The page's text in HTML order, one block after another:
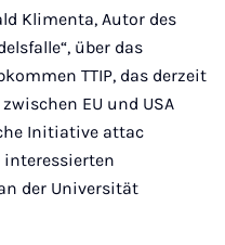
Klimenta, Autor des
über das
TTIP, das derzeit
EU und USA
Initiative attac
interessierten
der Universität